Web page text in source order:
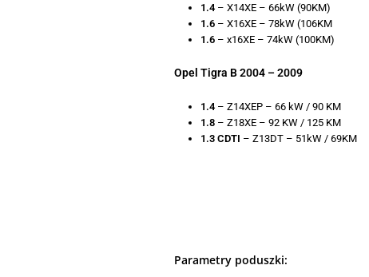
1.4– X14XE – 66kW (90KM)
1.6 – X16XE – 78kW (106KM
1.6 – x16XE – 74kW (100KM)
Opel Tigra B 2004 – 2009
1.4– Z14XEP – 66 kW / 90 KM
1.8 – Z18XE – 92 KW / 125 KM
1.3 CDTI – Z13DT – 51kW / 69KM
Parametry poduszki: